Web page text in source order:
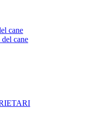
cane
cane